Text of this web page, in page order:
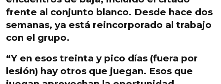
frente al conjunto blanco. Desde hace dos
semanas, ya está reincorporado al trabajo
con el grupo.
“Y en esos treinta y pico días (fuera por
lesión) hay otros que juegan. Esos que